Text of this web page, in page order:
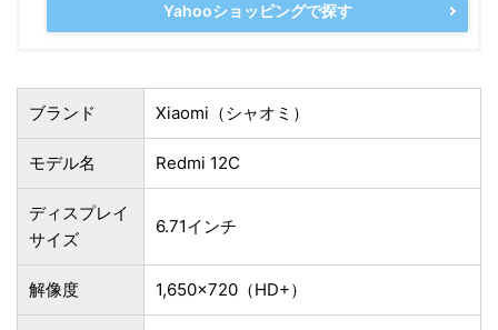
Yahooショッピングで探す
ブランド Xiaomi（シャオミ）
モデル名 Redmi 12C
ディスプレイ
サイズ
6.71インチ
解像度 1,650×720（HD+）